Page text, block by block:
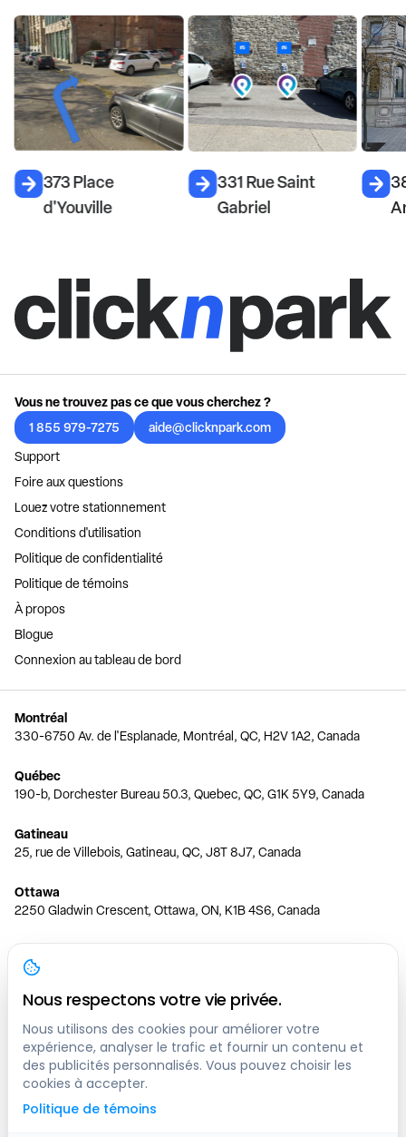
373 Place
d'Youville
331 Rue Saint
Gabriel
Vous ne trouvez pas ce que vous cherchez ?
1 855 979-7275
aide@clicknpark.com
Support
Foire aux questions
Louez votre stationnement
Conditions d'utilisation
Politique de confidentialité
Politique de témoins
À propos
Blogue
Connexion au tableau de bord
Montréal
330-6750 Av. de l'Esplanade, Montréal, QC, H2V 1A2, Canada
Québec
190-b, Dorchester Bureau 50.3, Quebec, QC, G1K 5Y9, Canada
Gatineau
25, rue de Villebois, Gatineau, QC, J8T 8J7, Canada
Ottawa
2250 Gladwin Crescent, Ottawa, ON, K1B 4S6, Canada
Toronto
150 Ferrand Dr, 6th Floor, Toronto, ON, M3C 3E5, Canada
Vancouver
1200 W 73rd Ave #1415, Vancouver, BC, V6P 6G5, Canada
Calgary
444 5 Ave SW #400 Calgary, AB, T2P 2T8, Canada
Nous respectons votre vie privée.
Nous utilisons des cookies pour améliorer votre
expérience, analyser le trafic et fournir un contenu et
des publicités personnalisés. Vous pouvez choisir les
cookies à accepter.
Politique de témoins